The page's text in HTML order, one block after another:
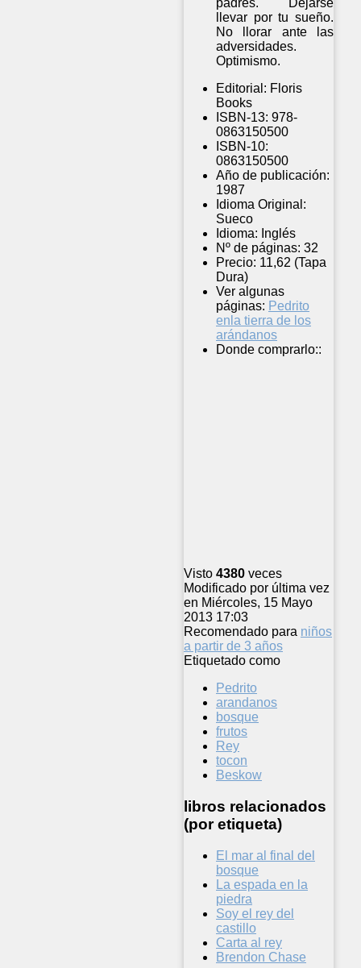
padres. Dejarse
llevar por tu sueño.
No llorar ante las
adversidades.
Optimismo.
Editorial: Floris
Books
ISBN-13: 978-
0863150500
ISBN-10:
0863150500
Año de publicación:
1987
Idioma Original:
Sueco
Idioma: Inglés
Nº de páginas: 32
Precio: 11,62 (Tapa
Dura)
Ver algunas
páginas: Pedrito
enla tierra de los
arándanos
Donde comprarlo::
Visto 4380 veces
Modificado por última vez
en Miércoles, 15 Mayo
2013 17:03
Recomendado para niños
a partir de 3 años
Etiquetado como
Pedrito
arandanos
bosque
frutos
Rey
tocon
Beskow
libros relacionados
(por etiqueta)
El mar al final del
bosque
La espada en la
piedra
Soy el rey del
castillo
Carta al rey
Brendon Chase